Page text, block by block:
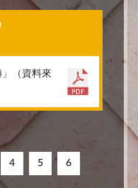
（資料來
4 5 6